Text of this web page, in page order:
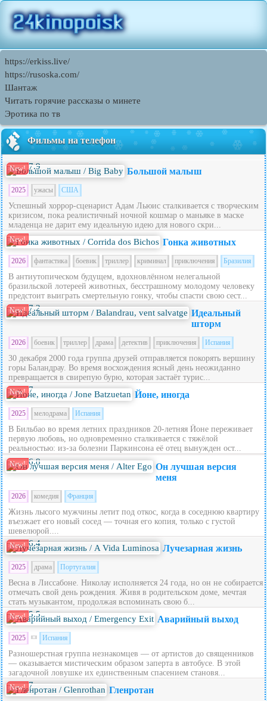
https://erkiss.live/
https://rusoska.com/
Шантаж
Читать горячие рассказы о минете
Эротика по тв
Фильмы на телефон
New! 7.9 Большой малыш
2025 ужасы США
Успешный хоррор-сценарист Адам Льюис сталкивается с творческим
кризисом, пока реалистичный ночной кошмар о маньяке в маске
младенца не дарит ему идеальную идею для нового скри...
New! Гонка животных
2026 фантастика боевик триллер криминал приключения Бразилия
В антиутопическом будущем, вдохновлённом нелегальной
бразильской лотереей животных, бесстрашному молодому человеку
предстоит выиграть смертельную гонку, чтобы спасти свою сест...
New! 7.2
Идеальный
шторм
2026 боевик триллер драма детектив приключения Испания
30 декабря 2000 года группа друзей отправляется покорять вершину
горы Баландрау. Во время восхождения ясный день неожиданно
превращается в свирепую бурю, которая застаёт турис...
New! 7 Йоне, иногда
2025 мелодрама Испания
В Бильбао во время летних праздников 20‑летняя Йоне переживает
первую любовь, но одновременно сталкивается с тяжёлой
реальностью: из‑за болезни Паркинсона её отец вынужден ост...
New! 6.8
Он лучшая версия
меня
2026 комедия Франция
Жизнь лысого мужчины летит под откос, когда в соседнюю квартиру
въезжает его новый сосед — точная его копия, только с густой
шевелюрой....
New! 6.4 Лучезарная жизнь
2025 драма Португалия
Весна в Лиссабоне. Николау исполняется 24 года, но он не собирается
отмечать свой день рождения. Живя в родительском доме, мечтая
стать музыкантом, продолжая вспоминать свою б...
New! 5.5 Аварийный выход
2025 Испания
Разношерстная группа незнакомцев — от артистов до священников
— оказывается мистическим образом заперта в автобусе. В этой
загадочной ловушке их единственным спасением становя...
New! 7 Гленротан